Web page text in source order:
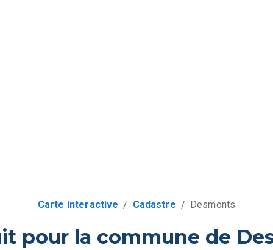
Carte interactive / Cadastre / Desmonts
pour la commune de